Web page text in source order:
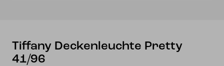
Tiffany Deckenleuchte Pretty
41/96